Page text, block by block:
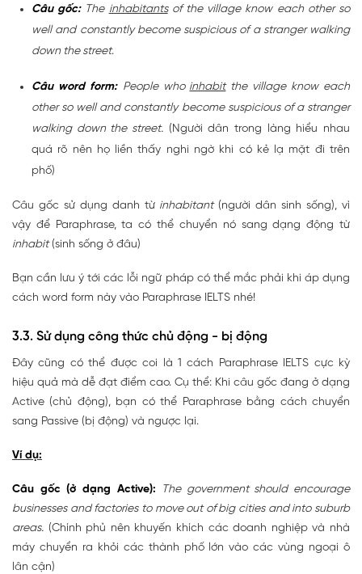
Câu gốc: The inhabitantsof the village know each other so
well and constantly become suspicious of a stranger walking
down the street.
Câu word form: People who inhabitthe village know each
other so well and constantly become suspicious of a stranger
walking down the street. (Người dân trong làng hiểu nhau
quá rõ nên họ liền thấy nghi ngờ khi có kẻ lạ mặt đi trên
phố)
Câu gốc sử dụng danh từ inhabitant(người dân sinh sống), vì
vậy để Paraphrase, ta có thể chuyển nó sang dạng động từ
inhabit(sinh sống ở đâu)
Bạn cần lưu ý tới các lỗi ngữ pháp có thể mắc phải khi áp dụng
cách word form này vào Paraphrase IELTS nhé!
3.3. Sử dụng công thức chủ động - bị động
Đây cũng có thể được coi là 1 cách Paraphrase IELTS cực kỳ
hiệu quả mà dễ đạt điểm cao. Cụ thể: Khi câu gốc đang ở dạng
Active (chủ động), bạn có thể Paraphrase bằng cách chuyển
sang Passive (bị động) và ngược lại.
Ví dụ:
Câu gốc (ở dạng Active):
The government should encourage
businesses and factories to move out of big cities and into suburb
areas. (Chính phủ nên khuyến khích các doanh nghiệp và nhà
máy chuyển ra khỏi các thành phố lớn vào các vùng ngoại ô
lân cận)